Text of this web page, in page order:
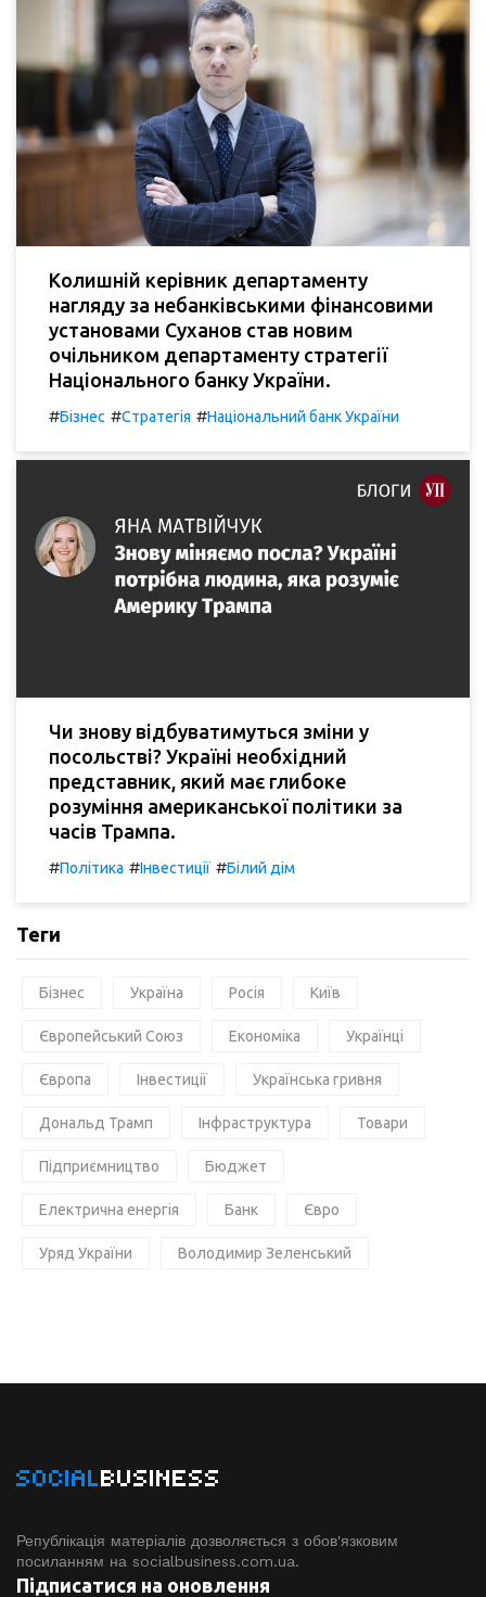
Колишній керівник департаменту
нагляду за небанківськими фінансовими
установами Суханов став новим
очільником департаменту стратегії
Національного банку України.
#Бізнес #Стратегія #Національний банк України
Чи знову відбуватимуться зміни у
посольстві? Україні необхідний
представник, який має глибоке
розуміння американської політики за
часів Трампа.
#Політика #Інвестиції #Білий дім
Теги
Бізнес Україна Росія Київ
Європейський Союз Економіка Українці
Європа Інвестиції Українська гривня
Дональд Трамп Інфраструктура Товари
Підприємництво Бюджет
Електрична енергія Банк Євро
Уряд України Володимир Зеленський
SOCIALBUSINESS
Републікація матеріалів дозволяється з обов'язковим
посиланням на socialbusiness.com.ua.
Підписатися на оновлення